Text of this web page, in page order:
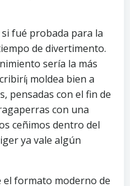
fué probada para la
de divertimento.
serí­a la más
moldea bien a
pensadas con el fin de
con una
ceñimos dentro del
ya vale algún
el formato moderno de